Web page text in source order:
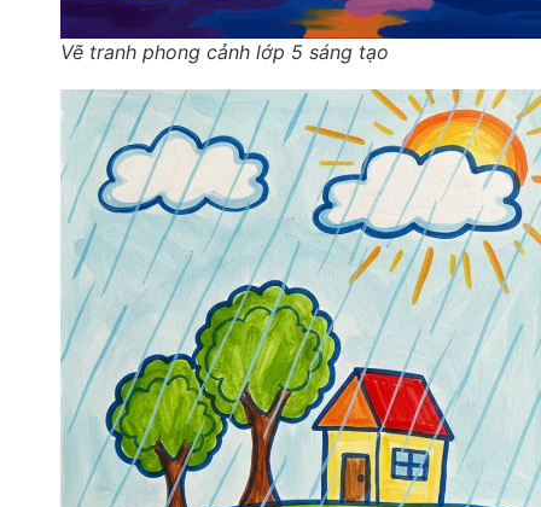
Vẽ tranh phong cảnh lớp 5 sáng tạo